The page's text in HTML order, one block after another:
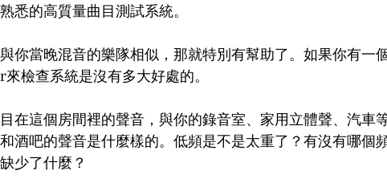
悉的高質量曲目測試系統。
你當晚混音的樂隊相似，那就特別有幫助了。如果你有一
檢查系統是沒有多大好處的。
在這個房間裡的聲音，與你的錄音室、家用立體聲、汽車
酒吧的聲音是什麼樣的。低頻是不是太重了？有沒有哪個
少了什麼？